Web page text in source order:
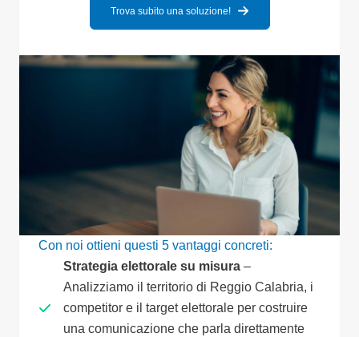
Trova subito una soluzione!
Con noi ottieni questi 5 vantaggi concreti:
Strategia elettorale su misura –
Analizziamo il territorio di Reggio Calabria, i
competitor e il target elettorale per costruire
una comunicazione che parla direttamente